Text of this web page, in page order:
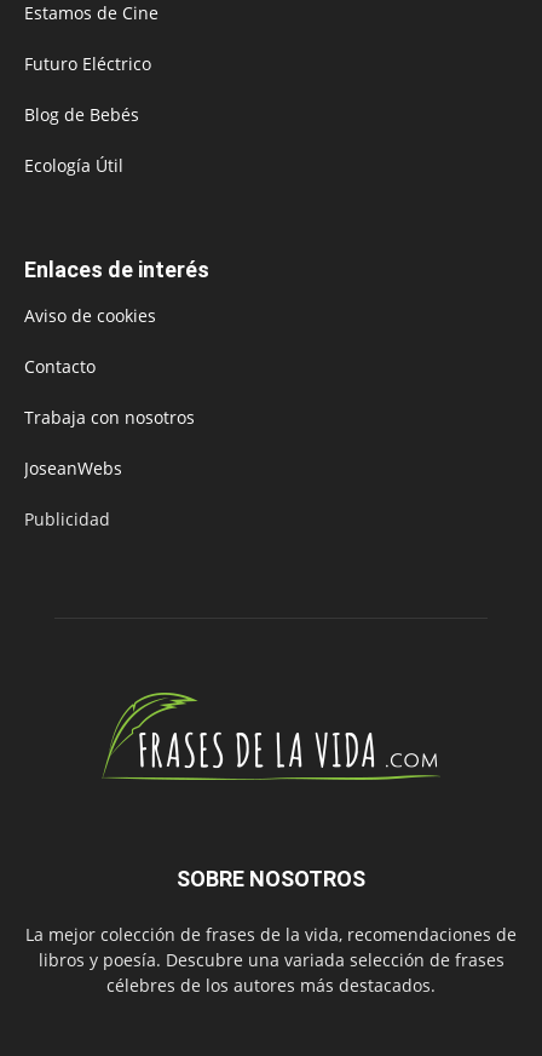
Estamos de Cine
Futuro Eléctrico
Blog de Bebés
Ecología Útil
Enlaces de interés
Aviso de cookies
Contacto
Trabaja con nosotros
JoseanWebs
Publicidad
SOBRE NOSOTROS
La mejor colección de frases de la vida, recomendaciones de
libros y poesía. Descubre una variada selección de frases
célebres de los autores más destacados.